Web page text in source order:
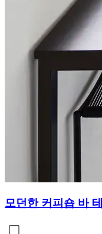
모던한 커피숍 바